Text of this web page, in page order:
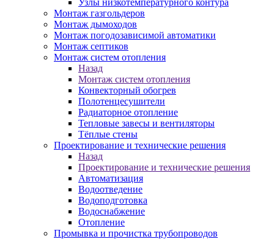
Узлы низкотемпературного контура
Монтаж газгольдеров
Монтаж дымоходов
Монтаж погодозависимой автоматики
Монтаж септиков
Монтаж систем отопления
Назад
Монтаж систем отопления
Конвекторный обогрев
Полотенцесушители
Радиаторное отопление
Тепловые завесы и вентиляторы
Тёплые стены
Проектирование и технические решения
Назад
Проектирование и технические решения
Автоматизация
Водоотведение
Водоподготовка
Водоснабжение
Отопление
Промывка и прочистка трубопроводов